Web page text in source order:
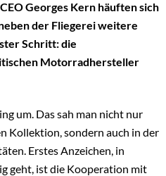
Georges Kern häuften sich
der Fliegerei weitere
Schritt: die
Motorradhersteller
um. Das sah man nicht nur
Kollektion, sondern auch in der
Erstes Anzeichen, in
geht, ist die Kooperation mit